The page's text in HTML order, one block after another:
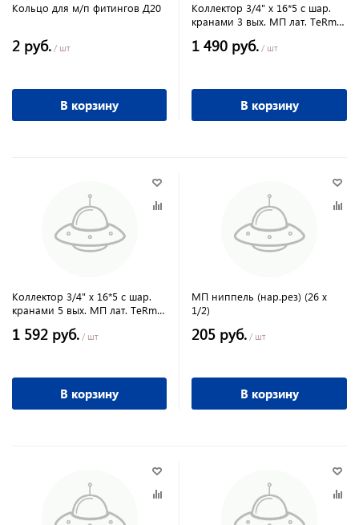
Кольцо для м/п фитингов Д20
2 руб. / шт
В корзину
Коллектор 3/4" х 16*5 с шар.
кранами 3 вых. МП лат. TeRma
1 490 руб. / шт
В корзину
Коллектор 3/4" х 16*5 с шар.
кранами 5 вых. МП лат. TeRma
1 592 руб. / шт
В корзину
МП ниппель (нар.рез) (26 х
1/2)
205 руб. / шт
В корзину